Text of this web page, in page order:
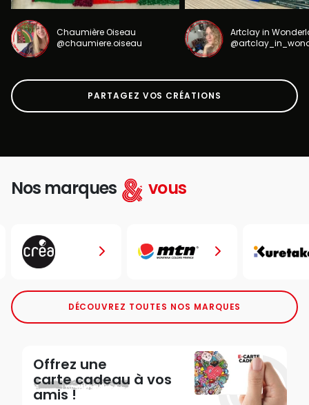
Chaumière Oiseau
@chaumiere.oiseau
Artclay in
PARTAGEZ VOS CRÉATIONS
Nos marques vous
DÉCOUVREZ TOUTES NOS MARQUES
Offrez une
carte cadeau à vos
amis !